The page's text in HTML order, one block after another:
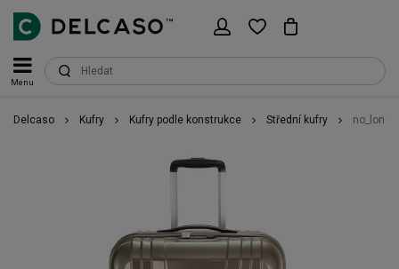
Menu
Delcaso Kufry Kufry podle konstrukce Střední kufry